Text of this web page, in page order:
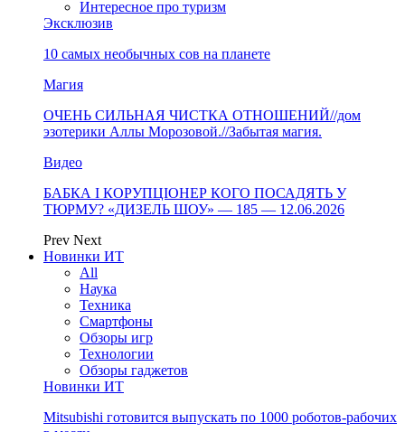
Интересное про туризм
Эксклюзив
10 самых необычных сов на планете
Магия
ОЧЕНЬ СИЛЬНАЯ ЧИСТКА ОТНОШЕНИЙ//дом
эзотерики Аллы Морозовой.//Забытая магия.
Видео
БАБКА І КОРУПЦІОНЕР КОГО ПОСАДЯТЬ У
ТЮРМУ? «ДИЗЕЛЬ ШОУ» — 185 — 12.06.2026
Prev Next
Новинки ИТ
All
Наука
Техника
Смартфоны
Обзоры игр
Технологии
Обзоры гаджетов
Новинки ИТ
Mitsubishi готовится выпускать по 1000 роботов-рабочих